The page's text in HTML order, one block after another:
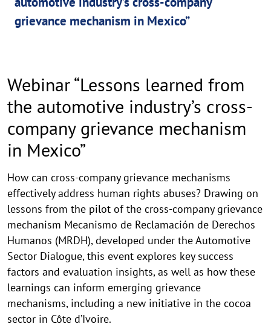
grievance mechanism in Mexico”
Webinar “Lessons learned from
the automotive industry’s cross-
company grievance mechanism
in Mexico”
How can cross-company grievance mechanisms
effectively address human rights abuses? Drawing on
lessons from the pilot of the cross-company grievance
mechanism Mecanismo de Reclamación de Derechos
Humanos (MRDH), developed under the Automotive
Sector Dialogue, this event explores key success
factors and evaluation insights, as well as how these
learnings can inform emerging grievance
mechanisms, including a new initiative in the cocoa
sector in Côte d’Ivoire.